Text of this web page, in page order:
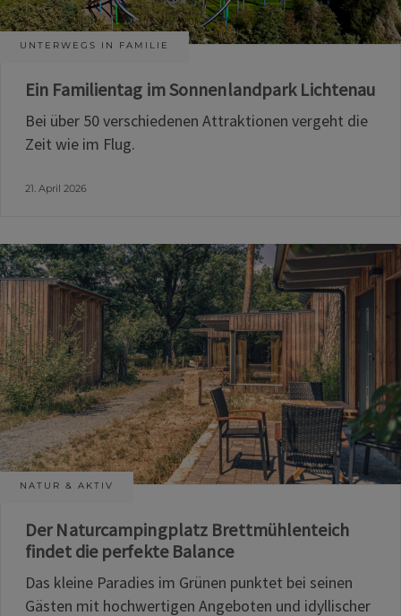
UNTERWEGS IN FAMILIE
Ein Familientag im Sonnenlandpark Lichtenau
Bei über 50 verschiedenen Attraktionen vergeht die
Zeit wie im Flug.
21. April 2026
NATUR & AKTIV
Der Naturcampingplatz Brettmühlenteich
findet die perfekte Balance
Das kleine Paradies im Grünen punktet bei seinen
Gästen mit hochwertigen Angeboten und idyllischer